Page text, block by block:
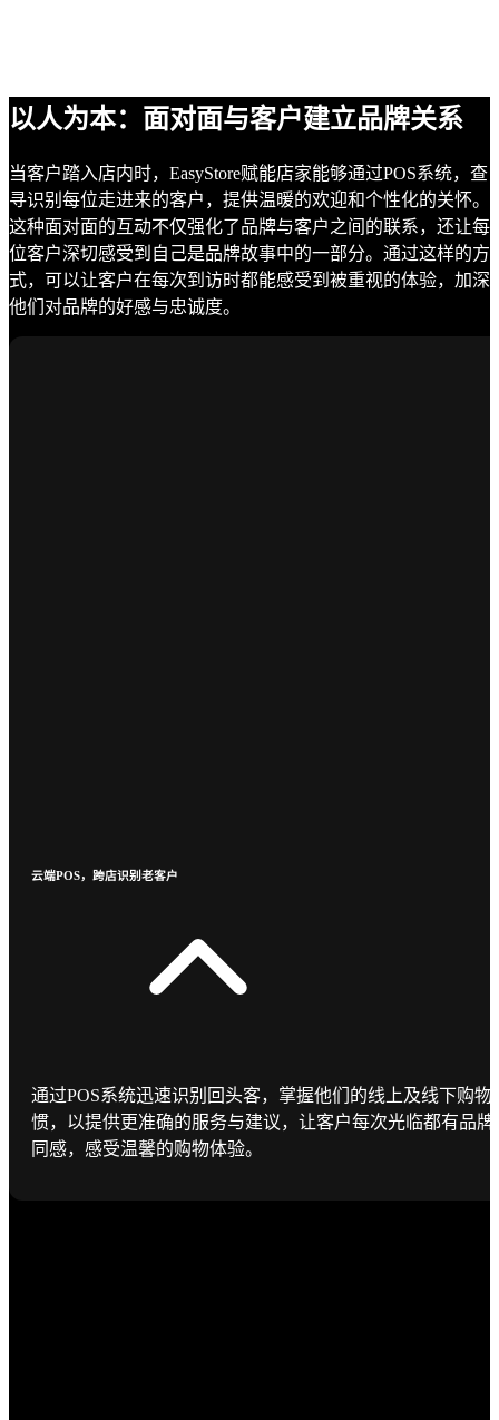
以人为本：面对面与客户建立品牌关系
当客户踏入店内时，EasyStore赋能店家能够通过POS系统，查
寻识别每位走进来的客户，提供温暖的欢迎和个性化的关怀。
这种面对面的互动不仅强化了品牌与客户之间的联系，还让每
位客户深切感受到自己是品牌故事中的一部分。通过这样的方
式，可以让客户在每次到访时都能感受到被重视的体验，加深
他们对品牌的好感与忠诚度。
云端POS，跨店识别老客户
通过POS系统迅速识别回头客，掌握他们的线上及线下购物
惯，以提供更准确的服务与建议，让客户每次光临都有品牌
同感，感受温馨的购物体验。